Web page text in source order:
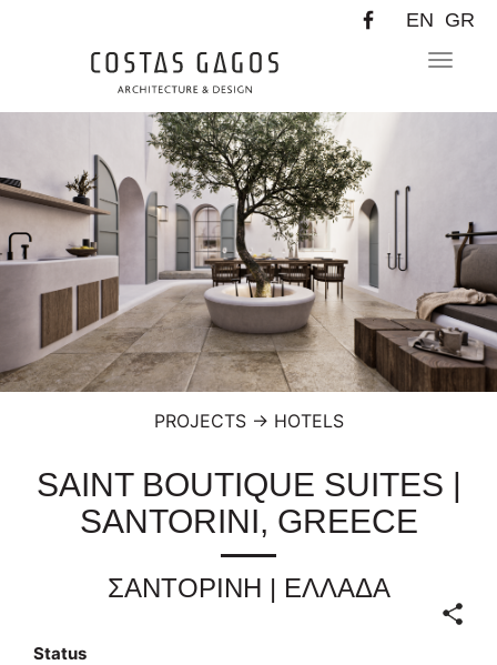
Toggle
EN GR
PROJECTS→ HOTELS
SAINT BOUTIQUE SUITES |
SANTORINI, GREECE
ΣΑΝΤΟΡΙΝΗ | ΕΛΛΑΔΑ
Status